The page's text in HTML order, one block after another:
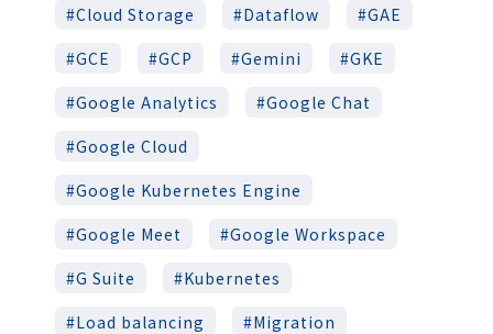
Cloud Storage
Dataflow
GAE
GCE
GCP Gemini
GKE
Google Analytics
Google Chat
Google Cloud
Google Kubernetes Engine
Google Meet
Google Workspace
G Suite
Kubernetes
Load balancing
Migration